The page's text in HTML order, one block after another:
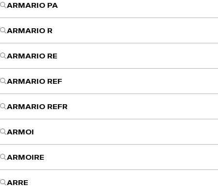
ARMARIO PA
ARMARIO R
ARMARIO RE
ARMARIO REF
ARMARIO REFR
ARMOI
ARMOIRE
ARRE